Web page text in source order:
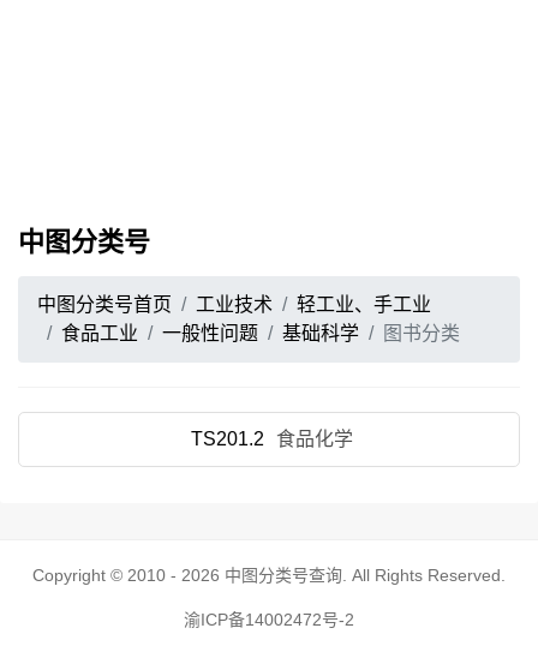
中图分类号
中图分类号首页 工业技术
轻工业、手工业
食品工业
一般性问题 基础科学 图书分类
TS201.2 食品化学
Copyright © 2010 - 2026 中图分类号查询 . All Rights Reserved.
渝ICP备14002472号-2